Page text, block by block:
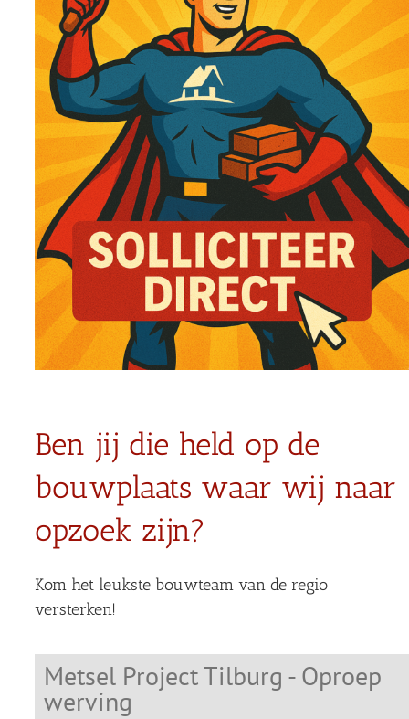
Ben jij die held op de
bouwplaats waar wij naar
opzoek zijn?
Kom het leukste bouwteam van de regio
versterken!
Metsel Project Tilburg - Oproep
werving